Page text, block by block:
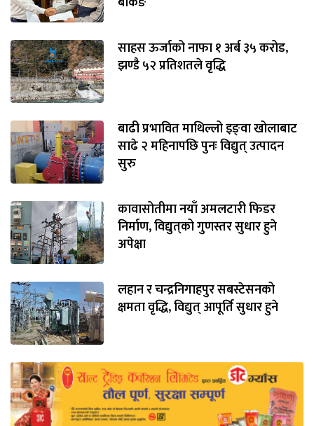
साहस ऊर्जाको नाफा १ अर्ब ३५ करोड,
झण्डै ५२ प्रतिशतले वृद्धि
बाढी प्रभावित माथिल्लो इङ्‌वा खोलाबाट
साढे २ महिनापछि पुनः विद्युत् उत्पादन
सुरु
कावासोतीमा नयाँ अमलटारी फिडर
निर्माण, विद्युत्‌को गुणस्तर सुधार हुने
अपेक्षा
लहान र चन्द्रनिगाहपुर सबस्टेसनको
क्षमता वृद्धि, विद्युत् आपूर्ति सुधार हुने